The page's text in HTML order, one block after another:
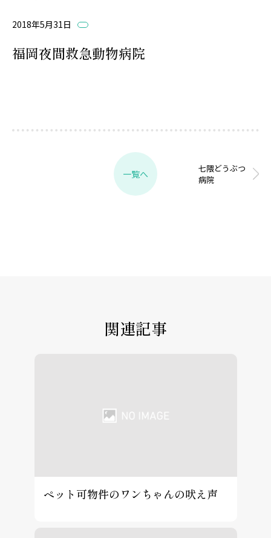
2018年5月31日
福岡夜間救急動物病院
一覧へ
七隈どうぶつ
病院
関連記事
ペット可物件のワンちゃんの吠え声